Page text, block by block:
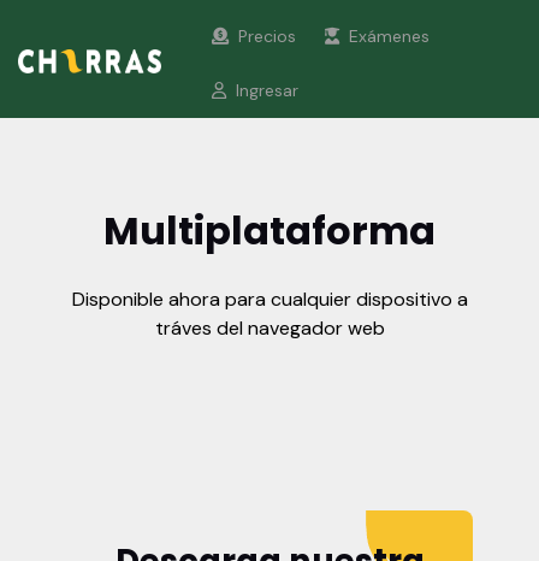
Precios Exámenes
Ingresar
Multiplataforma
Disponible ahora para cualquier dispositivo a
tráves del navegador web